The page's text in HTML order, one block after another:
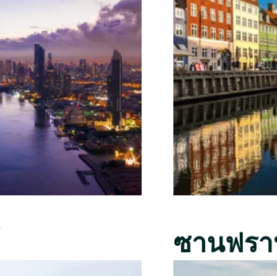
ซานฟร